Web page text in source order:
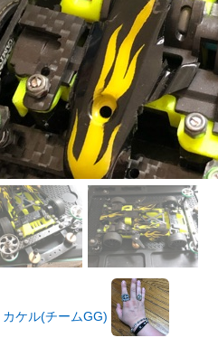
カケル(チームGG)